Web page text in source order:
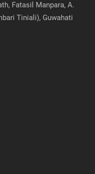
Fatasil Manpara, A.
Tiniali), Guwahati